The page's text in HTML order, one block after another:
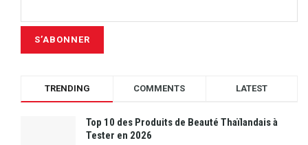
TRENDING COMMENTS LATEST
Top 10 des Produits de Beauté Thaïlandais à
Tester en 2026